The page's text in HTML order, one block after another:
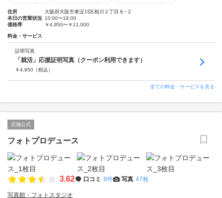
住所
大阪府大阪市東淀川区相川２丁目８−２
本日の営業状況 10:00〜18:00
価格帯
￥4,950〜￥11,000
料金・サービス
証明写真
「就活」応援証明写真（クーポン利用できます）
￥4,950 （税込）
全ての料金・サービスを見る
店舗公式
フォトプロデュース
3.62 口コミ 8件 写真 47枚
写真館・フォトスタジオ